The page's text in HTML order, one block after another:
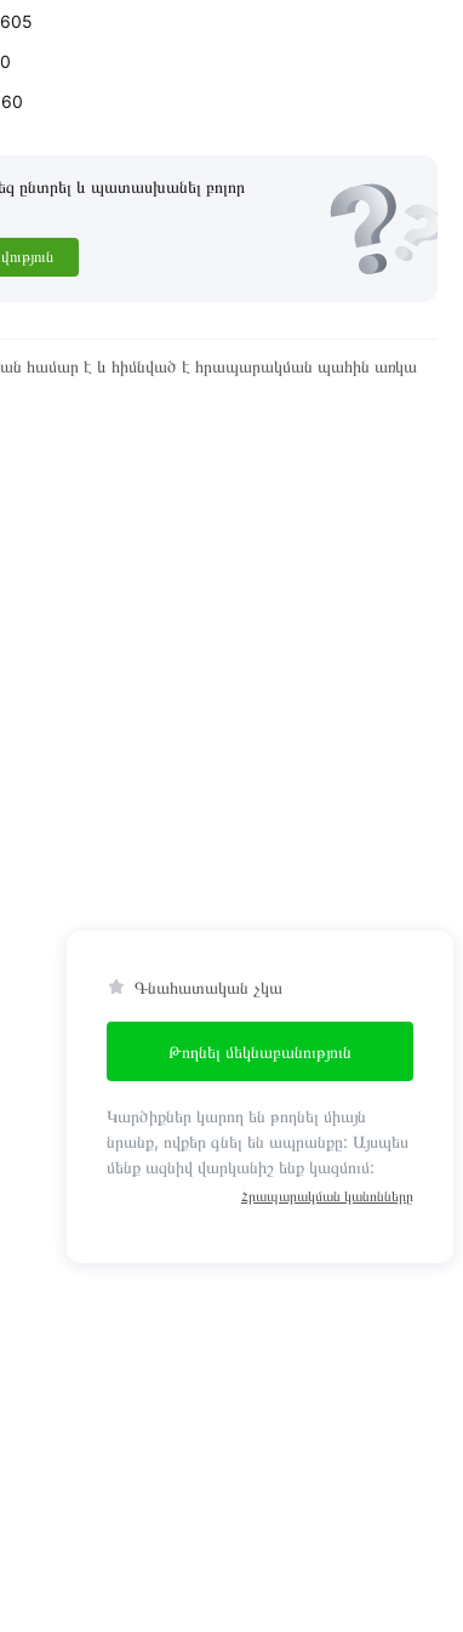
605
ընտրել և պատասխանել բոլոր
համար է և հիմնված է հրապարակման պահին առկա
Գնահատական չկա
Թողնել մեկնաբանություն
Կարծիքներ կարող են թողնել միայն
նրանք, ովքեր գնել են ապրանքը: Այսպես
մենք ազնիվ վարկանիշ ենք կազմում:
Հրապարակման կանոնները